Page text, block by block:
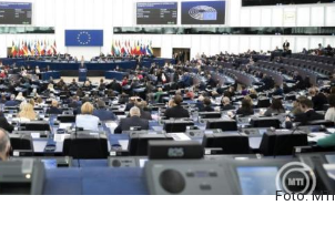
Fotó: MTI